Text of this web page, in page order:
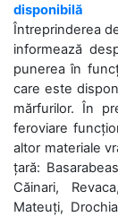
disponibilă
Întreprinderea
informează
punerea în
care este
mărfurilor. În
feroviare
altor materiale
țară:
Căinari,
Mateuți,